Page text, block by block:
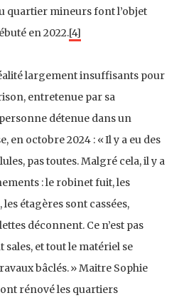
quartier mineurs font l’objet
en 2022.[4]
largement insuffisants pour
entretenue par sa
détenue dans un
en octobre 2024 : « Il y a eu des
pas toutes. Malgré cela, il y a
: le robinet fuit, les
étagères sont cassées,
déconnent. Ce n’est pas
sales, et tout le matériel se
bâclés. » Maitre Sophie
rénové les quartiers